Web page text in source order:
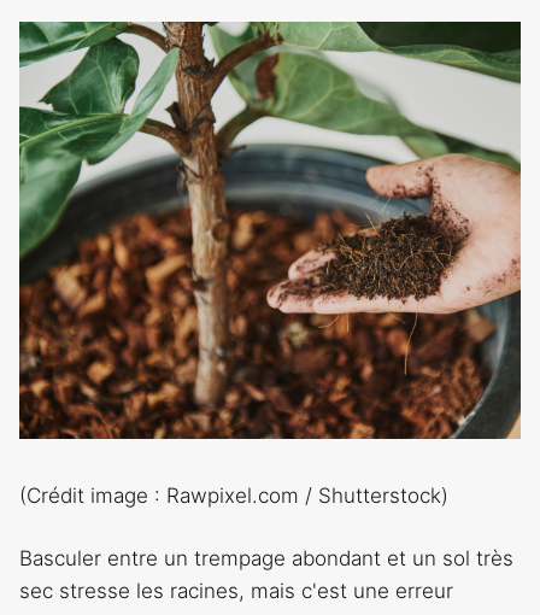
(Crédit image : Rawpixel.com / Shutterstock)
Basculer entre un trempage abondant et un sol très
sec stresse les racines, mais c'est une erreur